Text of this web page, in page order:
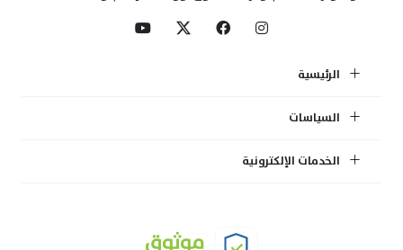
الرئيسية
السياسات
الخدمات الإلكترونية